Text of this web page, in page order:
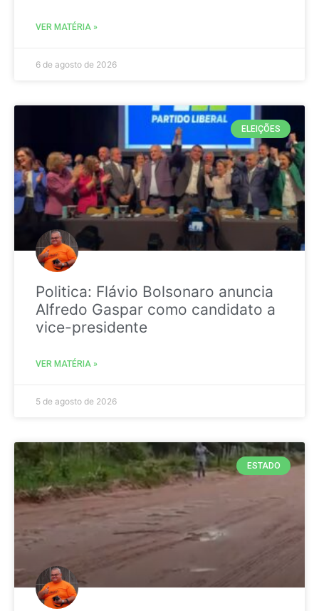
VER MATÉRIA »
6 de agosto de 2026
ELEIÇÕES
Politica: Flávio Bolsonaro anuncia
Alfredo Gaspar como candidato a
vice-presidente
VER MATÉRIA »
5 de agosto de 2026
ESTADO